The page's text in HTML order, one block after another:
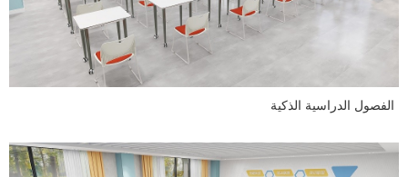
الفصول الدراسية الذكية